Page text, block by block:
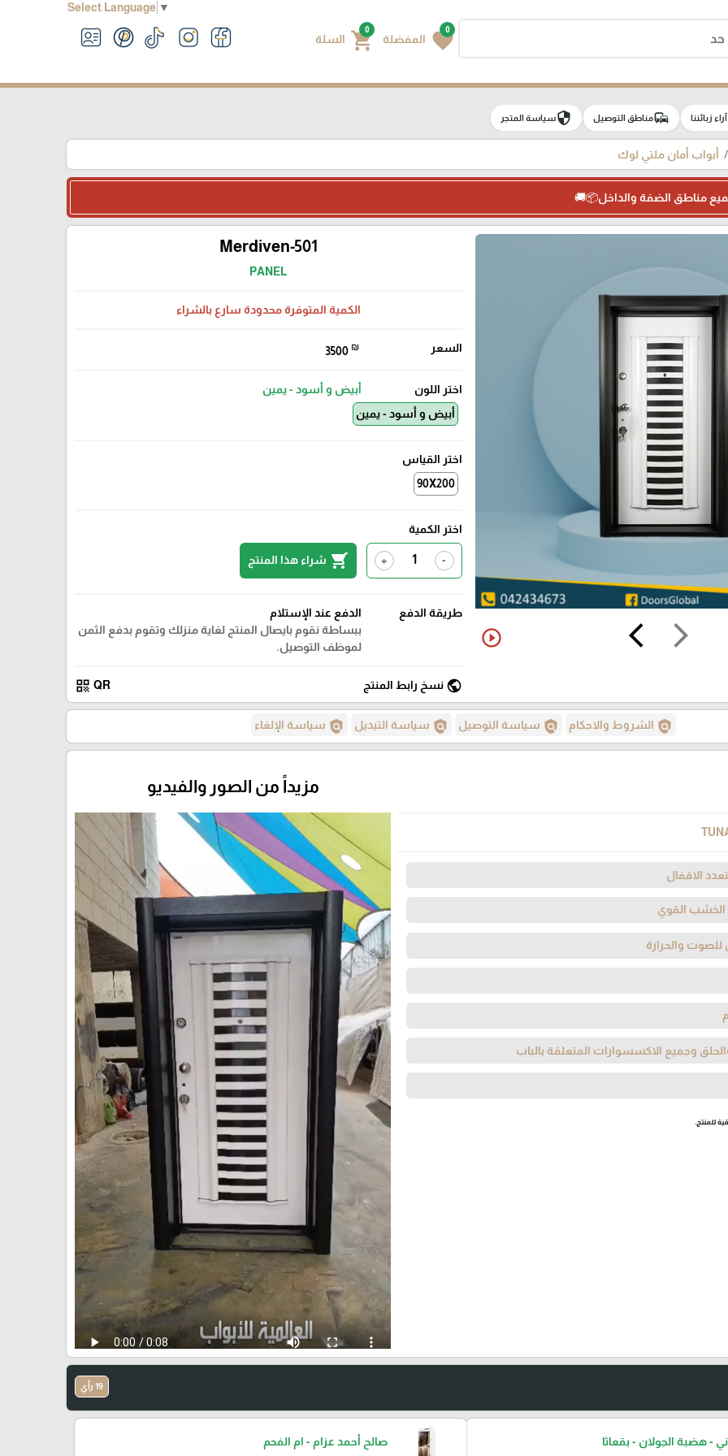
Select Language ▼
0
favorite المفضلة
0
shopping_cart السلة
آراء زبائننا commuteمناطق التوصيل securityسياسة المتجر
أبواب أمان ملتي لوك
مناطق الضفة والداخل📦🚚
arrow_forward_ios
arrow_back_ios
play_circle_outline
Merdiven-501
PANEL
الكمية المتوفرة محدودة سارع بالشراء
السعر 3500 ₪
اختر اللون
أبيض و أسود - يمين
أبيض و أسود - يمين
اختر القياس
90X200
اختر الكمية
-
+
shopping_cart شراء هذا المنتج
طريقة الدفع
الدفع عند الإستلام
ببساطة نقوم بايصال المنتج لغاية منزلك وتقوم بدفع الثمن
لموظف التوصيل.
public نسخ رابط المنتج QR
qr_code
policy الشروط والاحكام policy سياسة التوصيل policy سياسة التبديل policy سياسة الإلغاء
الاقفال
الخشب القوي
للصوت والحرارة
وجميع الاكسسوارات المتعلقة بالباب
للمنتج.
مزيداً من الصور والفيديو
19 رأي
- هضبة الجولان - بقعاثا صالح أحمد عزام - ام الفحم